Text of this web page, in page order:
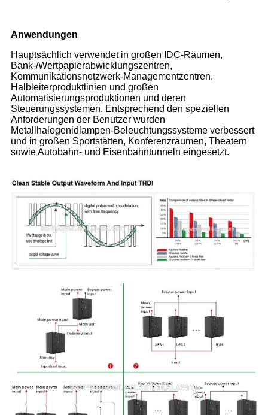
Anwendungen
Hauptsächlich verwendet in großen IDC-Räumen,
Bank-/Wertpapierabwicklungszentren,
Kommunikationsnetzwerk-Managementzentren,
Halbleiterproduktlinien und großen
Automatisierungsproduktionen und deren
Steuerungssystemen. Entsprechend den speziellen
Anforderungen der Benutzer wurden
Metallhalogenidlampen-Beleuchtungssysteme verbessert
und in großen Sportstätten, Konferenzräumen, Theatern
sowie Autobahn- und Eisenbahntunneln eingesetzt.